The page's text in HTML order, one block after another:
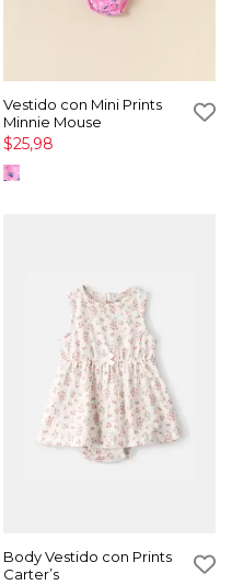
Vestido con Mini Prints
Minnie Mouse
$25,98
Body Vestido con Prints
Carter’s